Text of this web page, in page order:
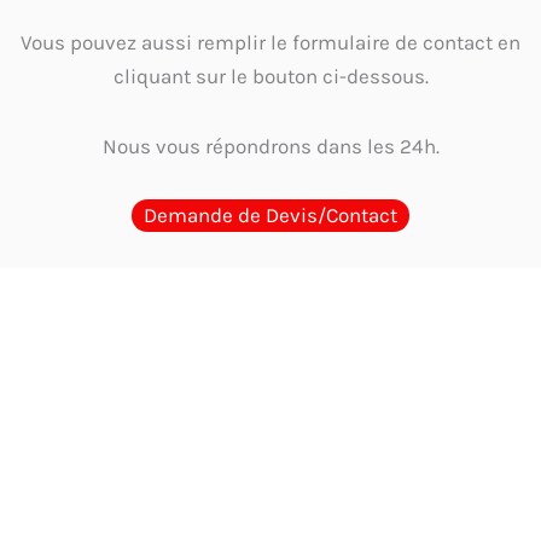
Vous pouvez aussi remplir le formulaire de contact en
cliquant sur le bouton ci-dessous.
Nous vous répondrons dans les 24h.
Demande de Devis/Contact